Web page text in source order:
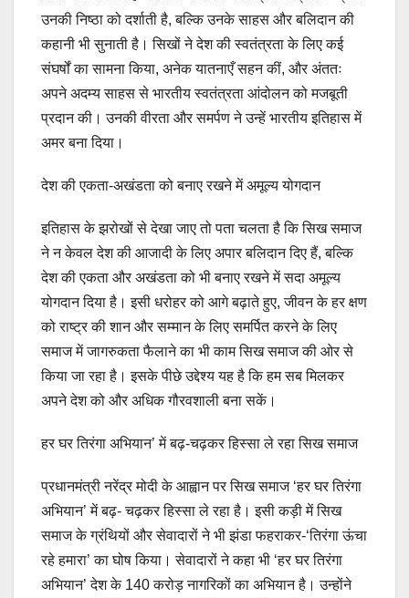
उनकी निष्ठा को दर्शाती है, बल्कि उनके साहस और बलिदान की
कहानी भी सुनाती है। सिखों ने देश की स्वतंत्रता के लिए कई
संघर्षों का सामना किया, अनेक यातनाएँ सहन कीं, और अंततः
अपने अदम्य साहस से भारतीय स्वतंत्रता आंदोलन को मजबूती
प्रदान की। उनकी वीरता और समर्पण ने उन्हें भारतीय इतिहास में
अमर बना दिया।
देश की एकता-अखंडता को बनाए रखने में अमूल्य योगदान
इतिहास के झरोखों से देखा जाए तो पता चलता है कि सिख समाज
ने न केवल देश की आजादी के लिए अपार बलिदान दिए हैं, बल्कि
देश की एकता और अखंडता को भी बनाए रखने में सदा अमूल्य
योगदान दिया है। इसी धरोहर को आगे बढ़ाते हुए, जीवन के हर क्षण
को राष्ट्र की शान और सम्मान के लिए समर्पित करने के लिए
समाज में जागरुकता फैलाने का भी काम सिख समाज की ओर से
किया जा रहा है। इसके पीछे उद्देश्य यह है कि हम सब मिलकर
अपने देश को और अधिक गौरवशाली बना सकें।
हर घर तिरंगा अभियान’ में बढ़-चढ़कर हिस्सा ले रहा सिख समाज
प्रधानमंत्री नरेंद्र मोदी के आह्वान पर सिख समाज ‘हर घर तिरंगा
अभियान’ में बढ़- चढ़कर हिस्सा ले रहा है। इसी कड़ी में सिख
समाज के ग्रंथियों और सेवादारों ने भी झंडा फहराकर-‘तिरंगा ऊंचा
रहे हमारा’ का घोष किया। सेवादारों ने कहा भी ‘हर घर तिरंगा
अभियान’ देश के 140 करोड़ नागरिकों का अभियान है। उन्होंने